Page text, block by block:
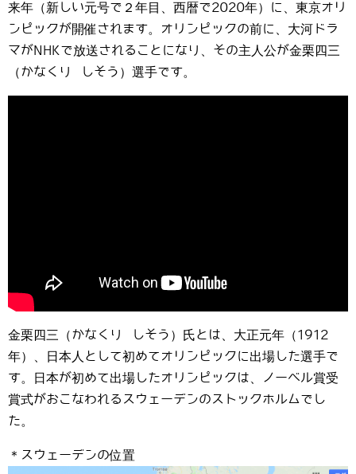
来年（新しい元号で２年目、西暦で2020年）に、東京オリ
ンピックが開催されます。オリンピックの前に、大河ドラ
マがNHKで放送されることになり、その主人公が金栗四三
（かなくり しそう）選手です。
金栗四三（かなくり しそう）氏とは、大正元年（1912
年）、日本人として初めてオリンピックに出場した選手で
す。日本が初めて出場したオリンピックは、ノーベル賞受
賞式がおこなわれるスウェーデンのストックホルムでし
た。
＊スウェーデンの位置